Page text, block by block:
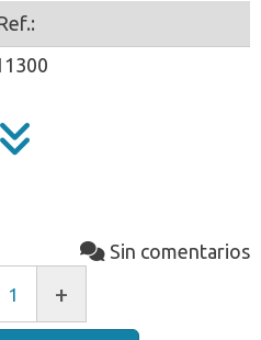
Sin comentarios
+